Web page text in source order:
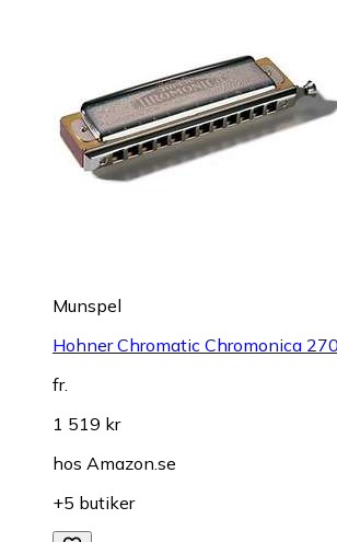
Munspel
Hohner Chromatic Chromonica
fr.
1 519 kr
hos Amazon.se
+5 butiker